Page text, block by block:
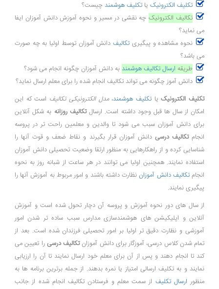
تکلیف الکترونیک یا تکلیف هوشمند چیست؟
تکالیف الکترونیکچه نقشی در مسیر و نحوه آموزش دانش آموزان ایفا
می نماید؟
نحوه مشاهده و پیگیری تکالیفدانش آموزان توسط اولیا به چه صورت
می باشد؟
طریقه ارسال تکالیف هوشمند به دانش آموزان چگونه انجام می شود؟
دانش آموز چگونه می تواند تکالیف انجام شده را برای معلم ارسال نماید؟
تکلیف الکترونیکیاتکلیف هوشمند، مدل الکترونیکی تکالیف است که این
امکان از سال ها قبل وجود داشته است. ارسالتکالیف روزانه به شکل آنلاین
برای دانش آموزان سبب می شود تا والدین و معلمین راحت تر در پروسه
انجامتکالیف درسی دانش آموزان قرار بگیرند و نقاط ضعف و قوت آنها را
شناسایی کرده و از راهکارهایی به منظور ارتقا وضعیت تحصیلی دانش آموزان
استفاده نمایند. همچنین اولیا می توانند در هر ساعت از شبانه روز به نحوه
انجامتکالیف دانش آموزاننظارت داشته باشند و امور مربوط به آموزش آنها را
پیگیری نمایند.
از سال های دور نحوه آموزش و پروسه آن دچار تحول شده است و آموزش
آنلاین و اپلیکیشن های هوشمندسازی مدارس سبب ساده تر شدن امور
آموزشی و نظارت دقیق تر اولیا بر امور تحصیلی فرزندان شده است. بعد از
تمام شدن کلاس درسی، آموزگار برای دانش آموزانتکالیف درسیرا تعیین می
کند تا انجام دهند و پس از آن برای معلم خود ارسال نمایند تا آن را ارزیابی
نمایند و به تکلیف ارسالی امتیاز یا نمره بدهند. از جمله برترین برنامه ها به
منظور ارسال تکلیف از سمت معلم و فرستادن تکالیف انجام شده از جانب